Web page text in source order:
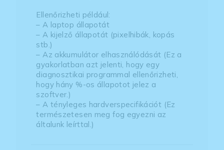
Ellenőrizheti például:
– A laptop állapotát
– A kijelző állapotát (pixelhibák, kopás
stb.)
– Az akkumulátor elhasználódását (Ez a
gyakorlatban azt jelenti, hogy egy
diagnosztikai programmal ellenőrizheti,
hogy hány %-os állapotot jelez a
szoftver.)
– A tényleges hardverspecifikációt (Ez
természetesen meg fog egyezni az
általunk leírttal.)